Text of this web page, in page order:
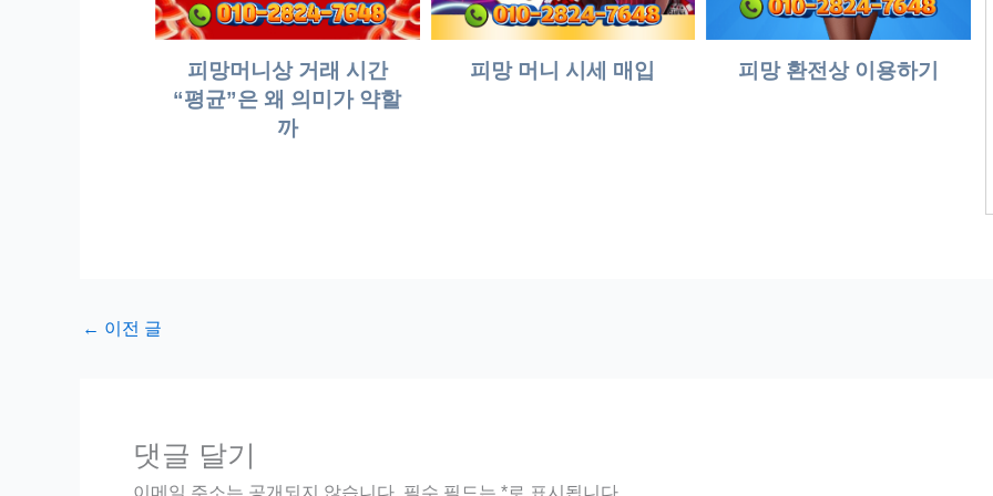
피망머니상 거래 시간
“평균”은 왜 의미가 약할
까
피망 머니 시세 매입 피망 환전상 이용하기
← 이전 글
댓글 달기
이메일 주소는 공개되지 않습니다. 필수 필드는 *로 표시됩니다